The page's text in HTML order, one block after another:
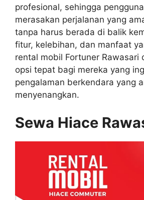
profesional, sehingga
merasakan perjalanan yang
tanpa harus berada di balik
fitur, kelebihan, dan manfaat
rental mobil Fortuner Rawasari
opsi tepat bagi mereka yang
pengalaman berkendara yang
menyenangkan.
Sewa Hiace